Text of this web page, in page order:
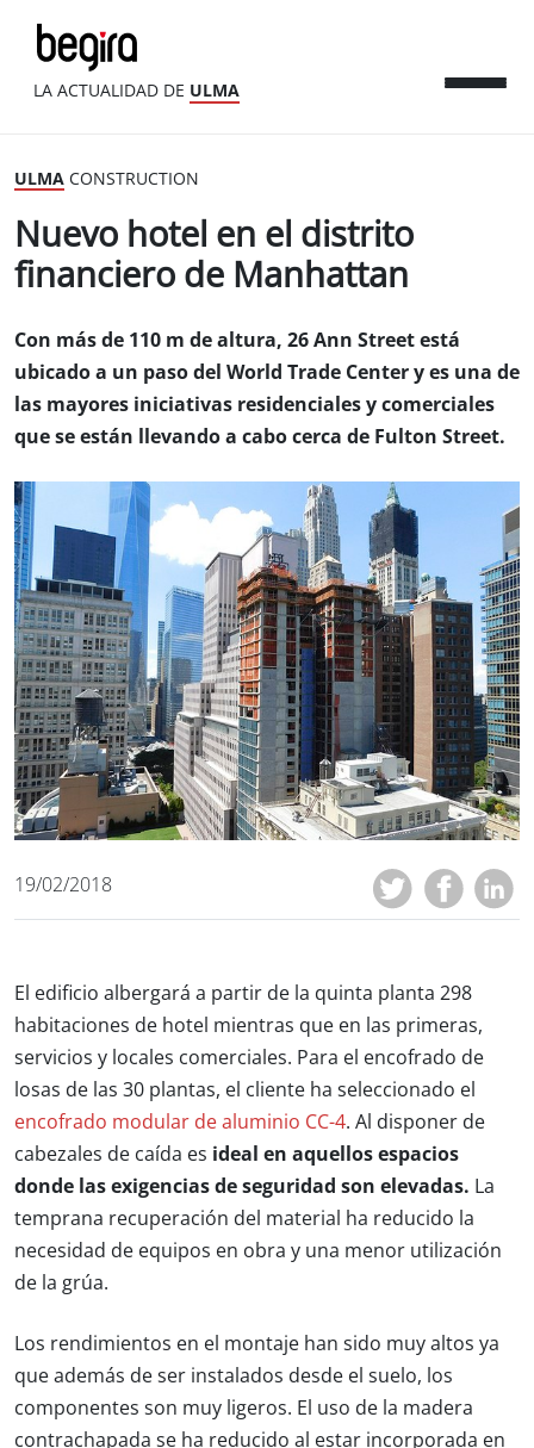
LA ACTUALIDAD DE ULMA
ULMA CONSTRUCTION
Nuevo hotel en el distrito
financiero de Manhattan
Con más de 110 m de altura, 26 Ann Street está
ubicado a un paso del World Trade Center y es una de
las mayores iniciativas residenciales y comerciales
que se están llevando a cabo cerca de Fulton Street.
19/02/2018
El edificio albergará a partir de la quinta planta 298
habitaciones de hotel mientras que en las primeras,
servicios y locales comerciales. Para el encofrado de
losas de las 30 plantas, el cliente ha seleccionado el
encofrado modular de aluminio CC-4. Al disponer de
cabezales de caída es ideal en aquellos espacios
donde las exigencias de seguridad son elevadas. La
temprana recuperación del material ha reducido la
necesidad de equipos en obra y una menor utilización
de la grúa.
Los rendimientos en el montaje han sido muy altos ya
que además de ser instalados desde el suelo, los
componentes son muy ligeros. El uso de la madera
contrachapada se ha reducido al estar incorporada en